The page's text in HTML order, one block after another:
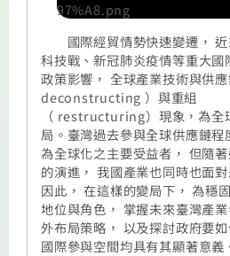
國際經貿情勢快速變遷， 近
科技戰、新冠肺炎疫情等重大
政策影響， 全球產業技術與供
deconstructing ）與重組
（ restructuring）現象，為全
局。臺灣過去參與全球供應鏈程
為全球化之主要受益者， 但隨
的演進， 我國產業也同時也面
因此， 在這樣的變局下， 為穩
地位與角色， 掌握未來臺灣產
外布局策略， 以及探討政府要
國際參與空間均具有其顯著意義